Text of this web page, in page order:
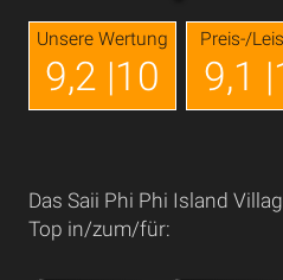
Unsere Wertung
9,2 |10
Preis-/
9,1
Das Saii Phi Phi Island
Top in/zum/für: